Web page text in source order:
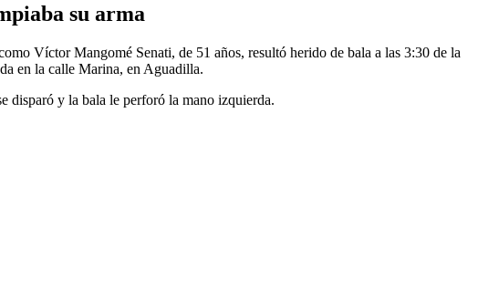
su arma
Víctor Mangomé Senati, de 51 años, resultó herido de bala a las 3:30 de la
en la calle Marina, en Aguadilla.
disparó y la bala le perforó la mano izquierda.